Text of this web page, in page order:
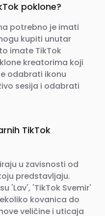
poklone?
potrebno je imati
kupiti unutar
imate TikTok
kreatorima koji
odabrati ikonu
sesija i odabrati
TikTok
u zavisnosti od
predstavljaju.
'Lav', 'TikTok Svemir'
kovanica do
veličine i uticaja